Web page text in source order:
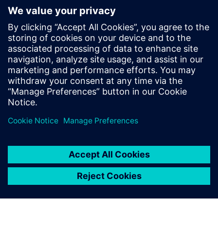
主题包括：
电气测试方法（包括 JEDEC 测试标准）、结温 (Tj) 和热
阻抗测量（使用 Simcenter T3STER）。
使用结构函数确定热指标，包括热阻 (Rth) 和热模型校准
积分和微分结构函数指南
分享